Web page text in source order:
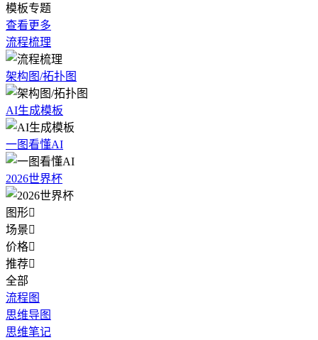
模板专题
查看更多
流程梳理
架构图/拓扑图
AI生成模板
一图看懂AI
2026世界杯
图形
场景
价格
推荐
全部
流程图
思维导图
思维笔记